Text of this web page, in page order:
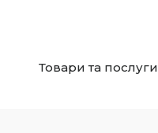
Товари та послуги